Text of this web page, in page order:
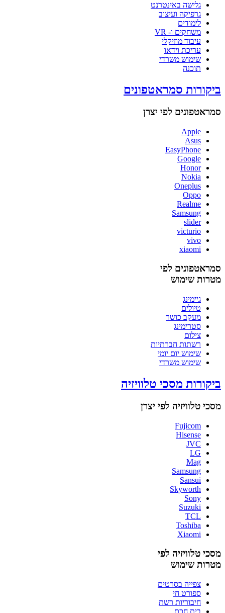
גלישה באינטרנט
גרפיקה ועיצוב
לימודים
משחקים ו- VR
עיבוד מוזיקלי
עריכת וידאו
שימוש משרדי
תוכנה
ביקורות סמראטפונים
סמראטפונים לפי יצרן
Apple
Asus
EasyPhone
Google
Honor
Nokia
Oneplus
Oppo
Realme
Samsung
slider
victurio
vivo
xiaomi
סמראטפונים לפי
מטרות שימוש
גיימינג
טיולים
מעקב כושר
סטרימינג
צילום
רשתות חברתיות
שימוש יום יומי
שימוש משרדי
ביקורות מסכי טלוויזיה
מסכי טלוויזיה לפי יצרן
Fujicom
Hisense
JVC
LG
Mag
Samsung
Sansui
Skyworth
Sony
Suzuki
TCL
Toshiba
Xiaomi
מסכי טלוויזיה לפי
מטרות שימוש
צפייה בסרטים
ספורט חי
חיבוריות רשת
בית חכם